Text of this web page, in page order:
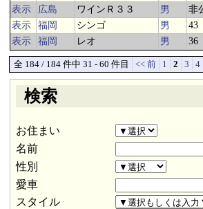
表示
広島 ワインＲ３３ 男 非
表示
福岡 シンゴ 男 43
表示
福岡 レオ 男 36
全 184 / 184 件中 31 - 60 件目 << 前 1 2 3 4
検索
お住まい
名前
性別
愛車
スタイル